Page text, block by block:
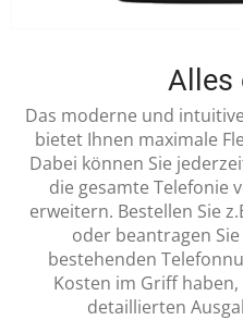
Alles
Das moderne und
bietet Ihnen maximale
Dabei können Sie
die gesamte Telefonie
erweitern. Bestellen Sie
oder beantragen
bestehenden
Kosten im Griff
detaillierten